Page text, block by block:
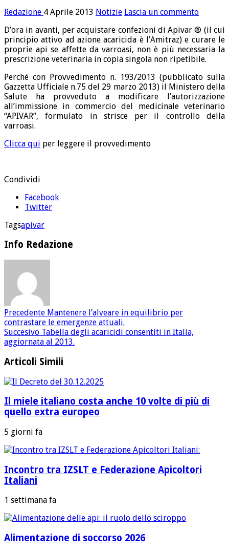
Redazione 4 Aprile 2013 Notizie Lascia un commento
D’ora in avanti, per acquistare confezioni di Apivar ® (il cui
principio attivo ad azione acaricida è l’Amitraz) e curare le
proprie api se affette da varroasi, non è più necessaria la
prescrizione veterinaria in copia singola non ripetibile.
Perché con Provvedimento n. 193/2013 (pubblicato sulla
Gazzetta Ufficiale n.75 del 29 marzo 2013) il Ministero della
Salute ha provveduto a modificare l’autorizzazione
all’immissione in commercio del medicinale veterinario
“APIVAR”, formulato in strisce per il controllo della
varroasi.
Clicca qui per leggere il provvedimento
Condividi
Facebook
Twitter
Tagsapivar
Info Redazione
Precedente Mantenere l’alveare in equilibrio per
contrastare le emergenze attuali.
Succesivo Tabella degli acaricidi consentiti in Italia,
aggiornata al 2013.
Articoli Simili
Il miele italiano costa anche 10 volte di più di
quello extra europeo
5 giorni fa
Incontro tra IZSLT e Federazione Apicoltori
Italiani
1 settimana fa
Alimentazione di soccorso 2026